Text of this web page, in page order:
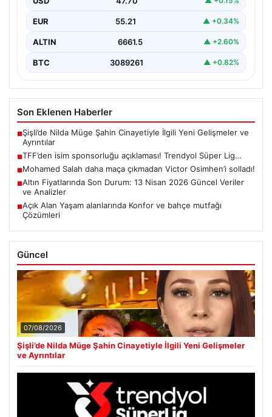
EUR 55.21 ▲ +0.34%
ALTIN 6661.5 ▲ +2.60%
BTC 3089261 ▲ +0.82%
Son Eklenen Haberler
■Şişli’de Nilda Müge Şahin Cinayetiyle İlgili Yeni Gelişmeler ve
Ayrıntılar
■TFF’den isim sponsorluğu açıklaması! Trendyol Süper Lig…
■Mohamed Salah daha maça çıkmadan Victor Osimhen’i solladı!
■Altın Fiyatlarında Son Durum: 13 Nisan 2026 Güncel Veriler
ve Analizler
■Açık Alan Yaşam alanlarında Konfor ve bahçe mutfağı
Çözümleri
Güncel
07/08/2026
Şişli’de Nilda Müge Şahin Cinayetiyle İlgili Yeni Gelişmeler
ve Ayrıntılar